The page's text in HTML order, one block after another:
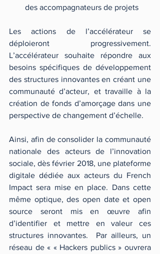
des accompagnateurs de projets
Les actions de l’accélérateur se
déploieront progressivement.
L’accélérateur souhaite répondre aux
besoins spécifiques de développement
des structures innovantes en créant une
communauté d’acteur, et travaille à la
création de fonds d’amorçage dans une
perspective de changement d’échelle.
Ainsi, afin de consolider la communauté
nationale des acteurs de l’innovation
sociale, dès février 2018, une plateforme
digitale dédiée aux acteurs du French
Impact sera mise en place. Dans cette
même optique, des open date et open
source seront mis en œuvre afin
d’identifier et mettre en valeur ces
structures innovantes.  Par ailleurs, un
réseau de « « Hackers publics » ouvrera